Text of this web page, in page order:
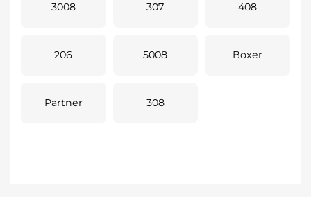
3008 307 408
206 5008 Boxer
Partner 308